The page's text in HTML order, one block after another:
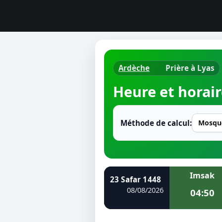
Horaires
Heure de
Ramadan
Ardèche Prière à Lyas
Heure et
Méthode de calcul:
23 Safar 1448
08/08/2026
Imsak
04:50